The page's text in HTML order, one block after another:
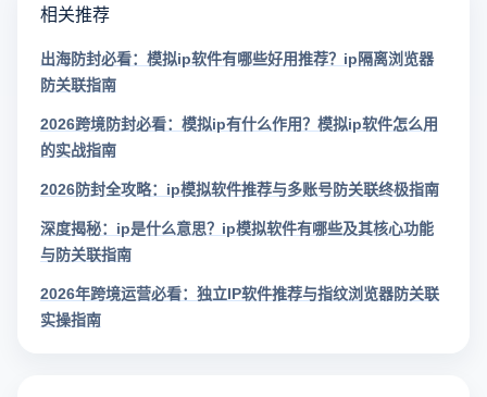
相关推荐
出海防封必看：模拟ip软件有哪些好用推荐？ip隔离浏览器
防关联指南
2026跨境防封必看：模拟ip有什么作用？模拟ip软件怎么用
的实战指南
2026防封全攻略：ip模拟软件推荐与多账号防关联终极指南
深度揭秘：ip是什么意思？ip模拟软件有哪些及其核心功能
与防关联指南
2026年跨境运营必看：独立IP软件推荐与指纹浏览器防关联
实操指南